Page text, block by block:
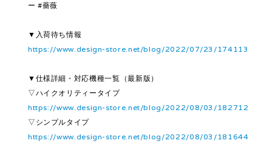
ー #薔薇
▼入荷待ち情報
https://www.design-store.net/blog/2022/07/23/174113
▼仕様詳細・対応機種一覧（最新版）
▽ハイクオリティータイプ
https://www.design-store.net/blog/2022/08/03/182712
▽シンプルタイプ
https://www.design-store.net/blog/2022/08/03/181644